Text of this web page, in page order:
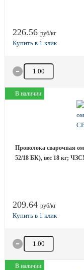
226.56 руб/кг
Количество товара
В наличии
Проволока сварочная
52/18 БК), вес 18 кг;
209.64 руб/кг
Количество товара
В наличии